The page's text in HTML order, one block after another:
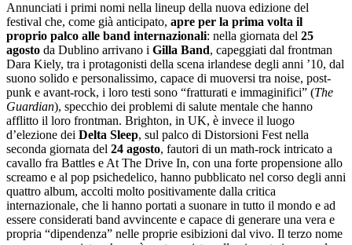
Annunciati i primi nomi nella lineup della nuova edizione del
festival che, come già anticipato, apre per la prima volta il
proprio palco alle band internazionali: nella giornata del 25
agosto da Dublino arrivano i Gilla Band, capeggiati dal frontman
Dara Kiely, tra i protagonisti della scena irlandese degli anni ’10, dal
suono solido e personalissimo, capace di muoversi tra noise, post-
punk e avant-rock, i loro testi sono “fratturati e immaginifici” (The
Guardian), specchio dei problemi di salute mentale che hanno
afflitto il loro frontman. Brighton, in UK, è invece il luogo
d’elezione dei Delta Sleep, sul palco di Distorsioni Fest nella
seconda giornata del 24 agosto, fautori di un math-rock intricato a
cavallo fra Battles e At The Drive In, con una forte propensione allo
screamo e al pop psichedelico, hanno pubblicato nel corso degli anni
quattro album, accolti molto positivamente dalla critica
internazionale, che li hanno portati a suonare in tutto il mondo e ad
essere considerati band avvincente e capace di generare una vera e
propria “dipendenza” nelle proprie esibizioni dal vivo. Il terzo nome